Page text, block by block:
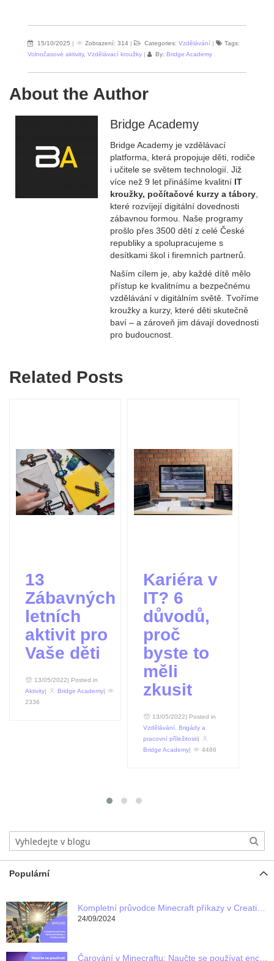
15/10/2025 | Zobrazení: 314 | Categories: Vzdělávání |
Tags:
Volnočasové aktivity, Vzdělávací kroužky | By: Bridge Academy
About the Author
Bridge Academy
Bridge Academy je vzdělávací
platforma, která propojuje děti, rodiče
i učitele se světem technologií. Již
více než 9 let přinášíme kvalitní IT
kroužky, počítačové kurzy a tábory
které rozvíjejí digitální dovednosti
zábavnou formou. Naše programy
prošlo přes 3500 dětí z celé České
republiky a spolupracujeme s
desítkami škol i firemních partnerů.
Naším cílem je, aby každé dítě mělo
přístup ke kvalitnímu a bezpečnému
vzdělávání v digitálním světě. Tvoříme
kroužky a kurzy, které děti skutečně
baví – a zároveň jim dávají dovednosti
pro budoucnost.
Related Posts
13
Zábavných
letních
aktivit pro
Vaše děti
13/05/2022| Posted in
Aktivity| Bridge Academy|
2336
Kariéra v
IT? 6
důvodů,
proč
byste to
měli
zkusit
13/05/2022| Posted in
Vzdělávání
Brigády a
pracovní příležitosti|
Bridge Academy| 4486
Populární
24/09/2024